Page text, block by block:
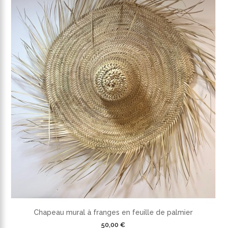
Chapeau mural à franges en feuille de palmier
50,00 €